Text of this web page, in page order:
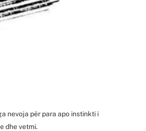
nevoja për para apo instinkti i
dhe vetmi.